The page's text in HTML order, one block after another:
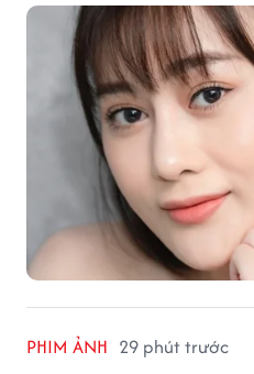
PHIM ẢNH 29 phút trước